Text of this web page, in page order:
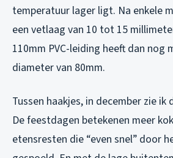
temperatuur lager ligt. Na enkele
een vetlaag van 10 tot 15
110mm PVC-leiding heeft dan nog
diameter van 80mm.
Tussen haakjes, in december zie ik
De feestdagen betekenen meer
etensresten die “even snel” door